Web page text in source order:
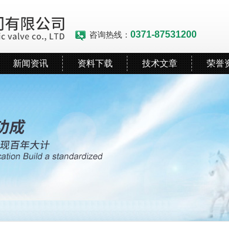
咨询热线： 0371-87531200
新闻资讯 资料下载 技术文章 荣誉